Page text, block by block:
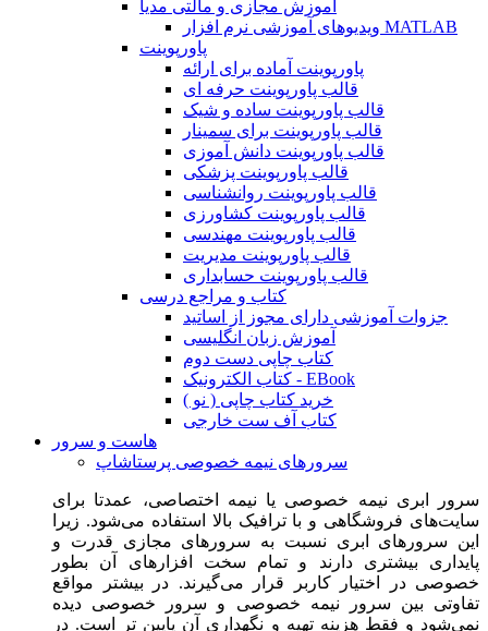
آموزش مجازی و مالتی مدیا
ویدیوهای آموزشی نرم افزار MATLAB
پاورپوینت
پاورپوینت آماده برای ارائه
قالب پاورپوینت حرفه ای
قالب پاورپوینت ساده و شیک
قالب پاورپوینت برای سمینار
قالب پاورپوینت دانش آموزی
قالب پاورپوینت پزشکی
قالب پاورپوینت روانشناسی
قالب پاورپوینت کشاورزی
قالب پاورپوینت مهندسی
قالب پاورپوینت مدیریت
قالب پاورپوینت حسابداری
کتاب و مراجع درسی
جزوات آموزشی دارای مجوز از اساتید
آموزش زبان انگلیسی
کتاب چاپی دست دوم
کتاب الکترونیک - EBook
خرید کتاب چاپی ( نو )
کتاب آف ست خارجی
هاست و سرور
سرورهای نیمه خصوصی پرستاشاپ
سرور ابری نیمه خصوصی یا نیمه اختصاصی، عمدتا برای
سایت‌های فروشگاهی و با ترافیک بالا استفاده می‌شود. زیرا
این سرورهای ابری نسبت به سرورهای مجازی قدرت و
پایداری بیشتری دارند و تمام سخت افزارهای آن بطور
خصوصی در اختیار کاربر قرار می‌گیرند. در بیشتر مواقع
تفاوتی بین سرور نیمه خصوصی و سرور خصوصی دیده
نمی‌شود و فقط هزینه تهیه و نگهداری آن پایین تر است. در